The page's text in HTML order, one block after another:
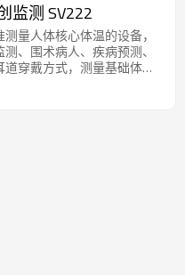
监测 SV222
量人体核心体温的设备，
、围术病人、疾病预测、
穿戴方式，测量基础体
温曲线，配备APP分析软